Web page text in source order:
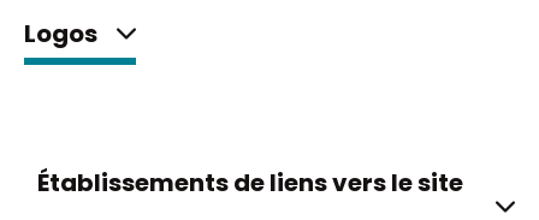
Logos
Établissements de liens vers le site